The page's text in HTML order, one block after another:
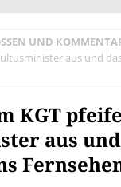
UND
aus und
KGT
aus und